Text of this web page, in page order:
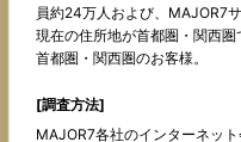
員約24万人および、MAJOR7
現在の住所地が首都圏・関西
首都圏・関西圏のお客様。
[調査方法]
MAJOR7各社のインターネッ